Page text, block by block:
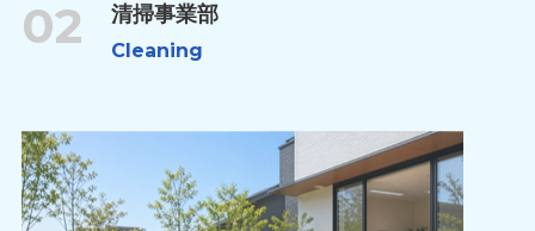
02 清掃事業部
Cleaning